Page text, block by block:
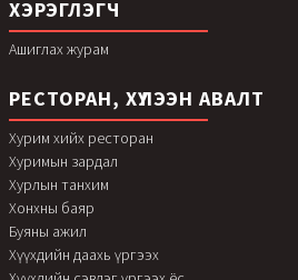
ХЭРЭГЛЭГЧ
Ашиглах журам
РЕСТОРАН, ХҮЛЭЭН АВАЛТ
Хурим хийх ресторан
Хуримын зардал
Хурлын танхим
Хонхны баяр
Буяны ажил
Хүүхдийн даахь үргээх